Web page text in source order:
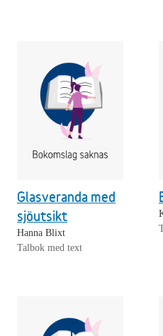
Glasveranda med
sjöutsikt
Hanna Blixt
Talbok med text